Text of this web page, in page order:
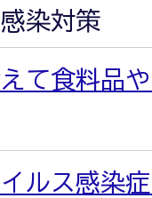
染対策
て食料品
ルス感染